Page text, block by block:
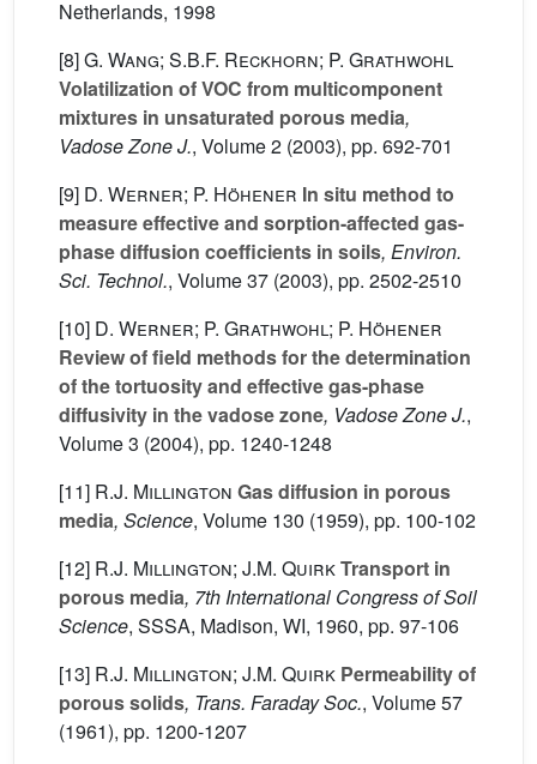
Netherlands, 1998
[8]G. Wang; S.B.F. Reckhorn; P. Grathwohl
Volatilization of VOC from multicomponent
mixtures in unsaturated porous media,
Vadose Zone J., Volume 2 (2003), pp. 692-701
[9] D. Werner; P. Höhener In situ method to
measure effective and sorption-affected gas-
phase diffusion coefficients in soils, Environ.
Sci. Technol., Volume 37 (2003), pp. 2502-2510
[10] D. Werner; P. Grathwohl; P. Höhener
Review of field methods for the determination
of the tortuosity and effective gas-phase
diffusivity in the vadose zone, Vadose Zone J.,
Volume 3 (2004), pp. 1240-1248
[11] R.J. Millington Gas diffusion in porous
media, Science, Volume 130 (1959), pp. 100-102
[12] R.J. Millington; J.M. QuirkTransport in
porous media, 7th International Congress of Soil
Science, SSSA, Madison, WI, 1960, pp. 97-106
[13] R.J. Millington; J.M. Quirk Permeability of
porous solids, Trans. Faraday Soc., Volume 57
(1961), pp. 1200-1207